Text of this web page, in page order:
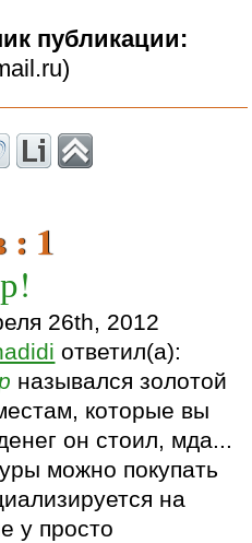
публикации:
: 1
26th, 2012
ответил(а):
назывался золотой
которые вы
он стоил, мда...
можно покупать
на
у просто